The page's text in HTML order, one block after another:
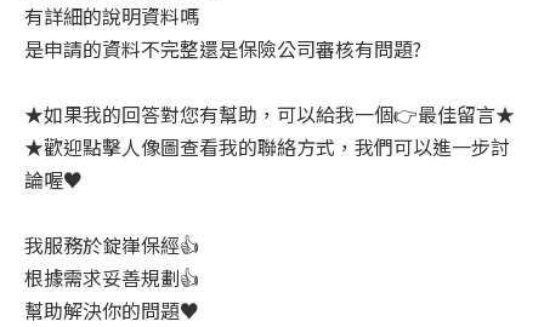
有詳細的說明資料嗎
是申請的資料不完整還是保險公司審核有問題?
★如果我的回答對您有幫助，可以給我一個👉最佳留言★
★歡迎點擊人像圖查看我的聯絡方式，我們可以進一步討
論喔♥️
我服務於錠嵂保經👍
根據需求妥善規劃👍
幫助解決你的問題♥️